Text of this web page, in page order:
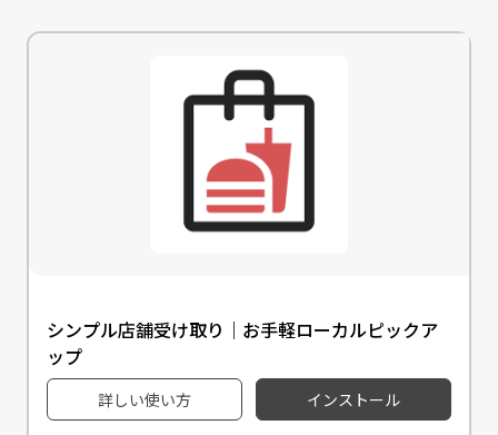
シンプル店舗受け取り｜お手軽ローカルピックア
ップ
詳しい使い方 インストール